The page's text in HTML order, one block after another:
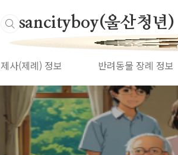
Ulsancityboy(울산청년)
제사(제례) 정보 반려동물 장례 정보